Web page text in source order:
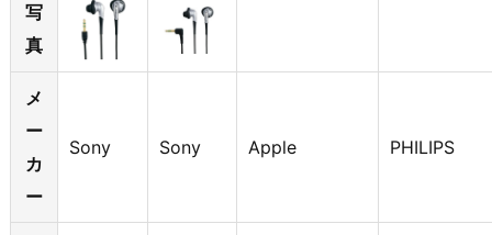
写
真
メ
ー
カ
ー
Sony Sony Apple PHILIPS